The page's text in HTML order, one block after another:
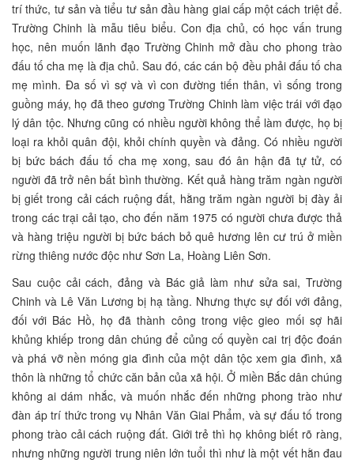
trí thức, tư sản và tiểu tư sản đầu hàng giai cấp một cách triệt để.
Trường Chinh là mẫu tiêu biểu. Con địa chủ, có học vấn trung
học, nên muốn lãnh đạo Trường Chinh mở đầu cho phong trào
đấu tố cha mẹ là địa chủ. Sau đó, các cán bộ đều phải đấu tố cha
mẹ mình. Đa số vì sợ và vì con đường tiến thân, vì sống trong
guồng máy, họ đã theo gương Trường Chinh làm việc trái với đạo
lý dân tộc. Nhưng cũng có nhiều người không thể làm được, họ bị
loại ra khỏi quân đội, khỏi chính quyền và đảng. Có nhiều người
bị bức bách đấu tố cha mẹ xong, sau đó ân hận đã tự tử, có
người đã trở nên bất bình thường. Kết quả hàng trăm ngàn người
bị giết trong cải cách ruộng đất, hằng trăm ngàn người bị đày ải
trong các trại cải tạo, cho đến năm 1975 có người chưa được thả
và hàng triệu người bị bức bách bỏ quê hương lên cư trú ở miền
rừng thiêng nước độc như Sơn La, Hoàng Liên Sơn.
Sau cuộc cải cách, đảng và Bác giả làm như sửa sai, Trường
Chinh và Lê Văn Lương bị hạ tầng. Nhưng thực sự đối với đảng,
đối với Bác Hồ, họ đã thành công trong việc gieo mối sợ hãi
khủng khiếp trong dân chúng để củng cố quyền cai trị độc đoán
và phá vỡ nền móng gia đình của một dân tộc xem gia đình, xã
thôn là những tổ chức căn bản của xã hội. Ở miền Bắc dân chúng
không ai dám nhắc, và muốn nhắc đến những phong trào như
đàn áp trí thức trong vụ Nhân Văn Giai Phẩm, và sự đấu tố trong
phong trào cải cách ruộng đất. Giới trẻ thì họ không biết rõ ràng,
nhưng những người trung niên lớn tuổi thì như là một vết hằn đau